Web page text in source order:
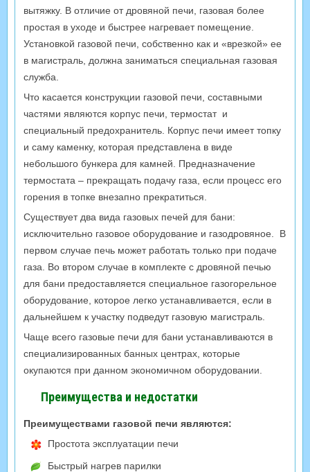
вытяжку. В отличие от дровяной печи, газовая более
простая в уходе и быстрее нагревает помещение.
Установкой газовой печи, собственно как и «врезкой» ее
в магистраль, должна заниматься специальная газовая
служба.
Что касается конструкции газовой печи, составными
частями являются корпус печи, термостат и
специальный предохранитель. Корпус печи имеет топку
и саму каменку, которая представлена в виде
небольшого бункера для камней. Предназначение
термостата – прекращать подачу газа, если процесс его
горения в топке внезапно прекратиться.
Существует два вида газовых печей для бани:
исключительно газовое оборудование и газодровяное. В
первом случае печь может работать только при подаче
газа. Во втором случае в комплекте с дровяной печью
для бани предоставляется специальное газогорельное
оборудование, которое легко устанавливается, если в
дальнейшем к участку подведут газовую магистраль.
Чаще всего газовые печи для бани устанавливаются в
специализированных банных центрах, которые
окупаются при данном экономичном оборудовании.
Преимущества и недостатки
Преимуществами газовой печи являются:
Простота эксплуатации печи
Быстрый нагрев парилки